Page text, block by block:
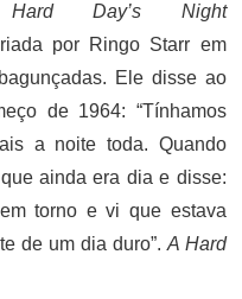
Hard Day’s Night
por Ringo Starr em
Ele disse ao
de 1964: “Tínhamos
a noite toda. Quando
ainda era dia e disse:
torno e vi que estava
de um dia duro”. A Hard